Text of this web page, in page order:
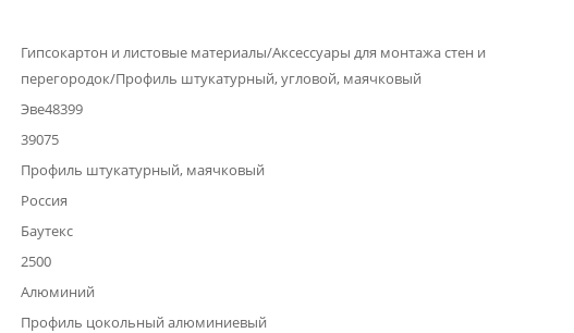
Гипсокартон и листовые материалы/Аксессуары для монтажа стен и
перегородок/Профиль штукатурный, угловой, маячковый
Эве48399
39075
Профиль штукатурный, маячковый
Россия
Баутекс
2500
Алюминий
Профиль цокольный алюминиевый